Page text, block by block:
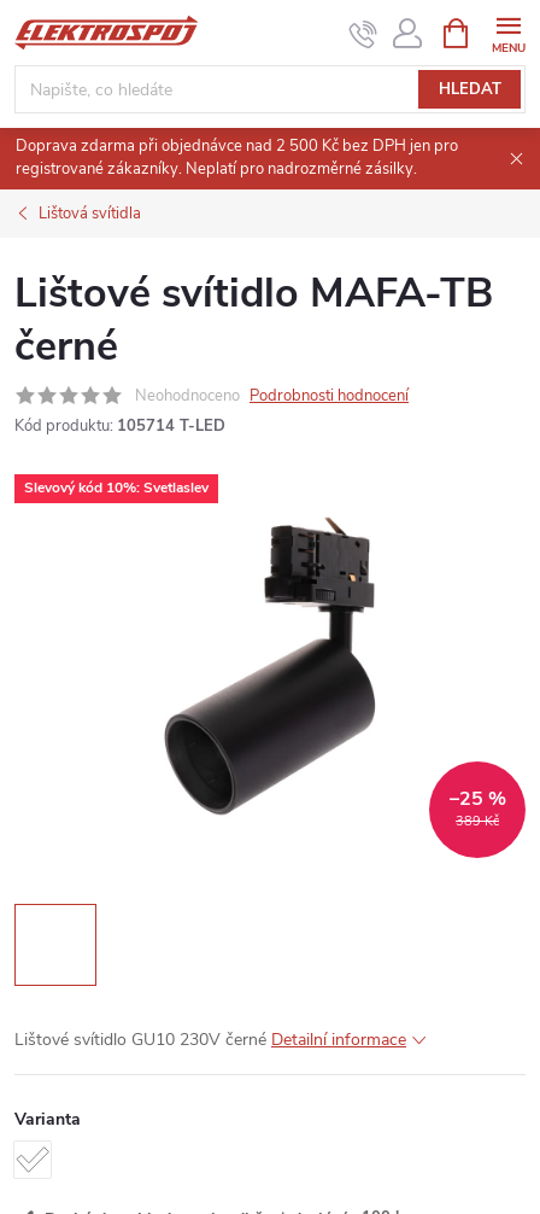
Přejít
na
obsah
HLEDAT
NÁKUPNÍ
KOŠÍK
Doprava zdarma při objednávce nad 2 500 Kč bez DPH jen pro
registrované zákazníky. Neplatí pro nadrozměrné zásilky.
Lištová svítidla
Lištové svítidlo MAFA-TB
černé
Neohodnoceno Podrobnosti hodnocení
Kód produktu: 105714 T-LED
Slevový kód 10%: Svetlaslev
389 Kč
–25 %
Lištové svítidlo GU10 230V černé Detailní informace
Varianta